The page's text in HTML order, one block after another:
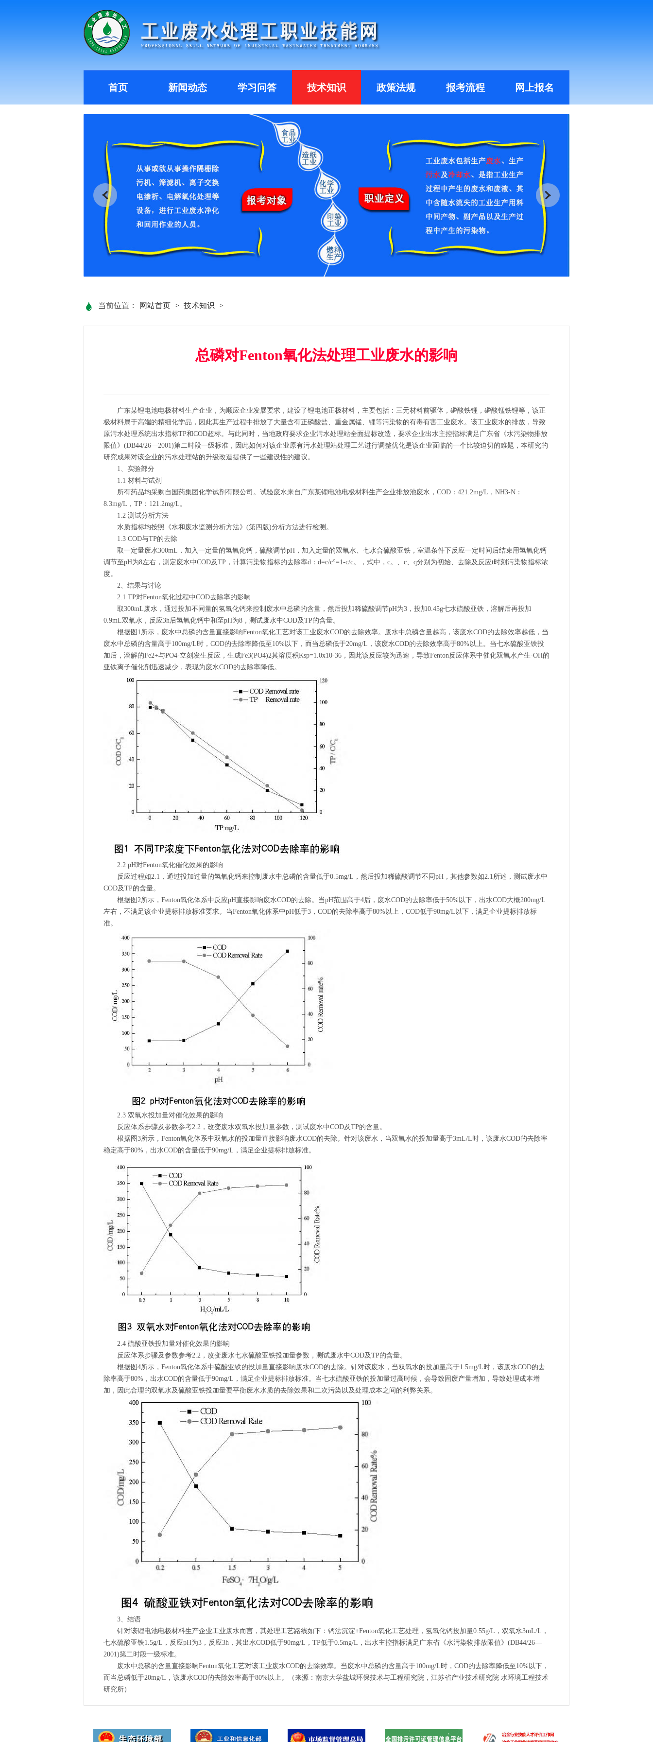
首页 新闻动态 学习问答 技术知识 政策法规 报考流程 网上报名
当前位置： 网站首页 > 技术知识 >
总磷对Fenton氧化法处理工业废水的影响
广东某锂电池电极材料生产企业，为顺应企业发展要求，建设了锂电池正极材料，主要包括：三元材料前驱体，磷酸铁锂，磷酸锰铁锂等，该正
极材料属于高端的精细化学品，因此其生产过程中排放了大量含有正磷酸盐、重金属锰、锂等污染物的有毒有害工业废水。该工业废水的排放，导致
原污水处理系统出水指标TP和COD超标。与此同时，当地政府要求企业污水处理站全面提标改造，要求企业出水主控指标满足广东省《水污染物排放
限值》(DB44/26—2001)第二时段一级标准，因此如何对该企业原有污水处理站处理工艺进行调整优化是该企业面临的一个比较迫切的难题，本研究的
研究成果对该企业的污水处理站的升级改造提供了一些建设性的建议。
1、实验部分
1.1 材料与试剂
所有药品均采购自国药集团化学试剂有限公司。试验废水来自广东某锂电池电极材料生产企业排放池废水，COD：421.2mg/L，NH3-N：
8.3mg/L，TP：121.2mg/L。
1.2 测试分析方法
水质指标均按照《水和废水监测分析方法》(第四版)分析方法进行检测。
1.3 COD与TP的去除
取一定量废水300mL，加入一定量的氢氧化钙，硫酸调节pH，加入定量的双氧水、七水合硫酸亚铁，室温条件下反应一定时间后结束用氢氧化钙
调节至pH为8左右，测定废水中COD及TP，计算污染物指标的去除率d：d=c/c°=1-c/c。，式中，c。、c、q分别为初始、去除及反应t时刻污染物指标浓
度。
2、结果与讨论
2.1 TP对Fenton氧化过程中COD去除率的影响
取300mL废水，通过投加不同量的氢氧化钙来控制废水中总磷的含量，然后投加稀硫酸调节pH为3，投加0.45g七水硫酸亚铁，溶解后再投加
0.9mL双氧水，反应3h后氢氧化钙中和至pH为8，测试废水中COD及TP的含量。
根据图1所示，废水中总磷的含量直接影响Fenton氧化工艺对该工业废水COD的去除效率。废水中总磷含量越高，该废水COD的去除效率越低，当
废水中总磷的含量高于100mg/L时，COD的去除率降低至10%以下，而当总磷低于20mg/L，该废水COD的去除效率高于80%以上。当七水硫酸亚铁投
加后，溶解的Fe2+与PO4-立刻发生反应，生成Fe3(PO4)2其溶度积Ksp=1.0x10-36，因此该反应较为迅速，导致Fenton反应体系中催化双氧水产生-OH的
亚铁离子催化剂迅速减少，表现为废水COD的去除率降低。
2.2 pH对Fenton氧化催化效果的影响
反应过程如2.1，通过投加过量的氢氧化钙来控制废水中总磷的含量低于0.5mg/L，然后投加稀硫酸调节不同pH，其他参数如2.1所述，测试废水中
COD及TP的含量。
根据图2所示，Fenton氧化体系中反应pH直接影响废水COD的去除。当pH范围高于4后，废水COD的去除率低于50%以下，出水COD大概200mg/L
左右，不满足该企业提标排放标准要求。当Fenton氧化体系中pH低于3，COD的去除率高于80%以上，COD低于90mg/L以下，满足企业提标排放标
准。
2.3 双氧水投加量对催化效果的影响
反应体系步骤及参数参考2.2，改变废水双氧水投加量参数，测试废水中COD及TP的含量。
根据图3所示，Fenton氧化体系中双氧水的投加量直接影响废水COD的去除。针对该废水，当双氧水的投加量高于3mL/L时，该废水COD的去除率
稳定高于80%，出水COD的含量低于90mg/L，满足企业提标排放标准。
2.4 硫酸亚铁投加量对催化效果的影响
反应体系步骤及参数参考2.2，改变废水七水硫酸亚铁投加量参数，测试废水中COD及TP的含量。
根据图4所示，Fenton氧化体系中硫酸亚铁的投加量直接影响废水COD的去除。针对该废水，当双氧水的投加量高于1.5mg/L时，该废水COD的去
除率高于80%，出水COD的含量低于90mg/L，满足企业提标排放标准。当七水硫酸亚铁的投加量过高时候，会导致固废产量增加，导致处理成本增
加，因此合理的双氧水及硫酸亚铁投加量要平衡废水水质的去除效果和二次污染以及处理成本之间的利弊关系。
3、结语
针对该锂电池电极材料生产企业工业废水而言，其处理工艺路线如下：钙法沉淀+Fenton氧化工艺处理，氢氧化钙投加量0.55g/L，双氧水3mL/L，
七水硫酸亚铁1.5g/L，反应pH为3，反应3h，其出水COD低于90mg/L，TP低于0.5mg/L，出水主控指标满足广东省《水污染物排放限值》(DB44/26—
2001)第二时段一级标准。
废水中总磷的含量直接影响Fenton氧化工艺对该工业废水COD的去除效率。当废水中总磷的含量高于100mg/L时，COD的去除率降低至10%以下，
而当总磷低于20mg/L，该废水COD的去除效率高于80%以上。（来源：南京大学盐城环保技术与工程研究院，江苏省产业技术研究院 水环境工程技术
研究所）